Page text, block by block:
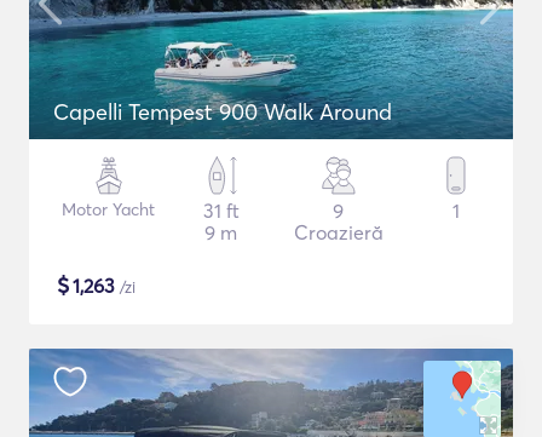
Capelli Tempest 900 Walk Around
Motor Yacht
31 ft
9 m
9
Croazieră
1
$1,263 /zi